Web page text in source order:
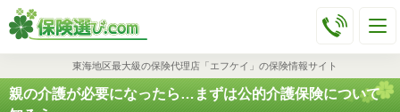
東海地区最大級の保険代理店「エフケイ」の保険情報サイト
親の介護が必要になったら…まずは公的介護保険について